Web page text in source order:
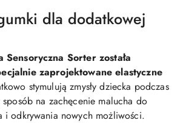
dla dodatkowej
Sensoryczna Sorter została
zaprojektowane elastyczne
stymulują zmysły dziecka podczas
na zachęcenie malucha do
i odkrywania nowych możliwości.